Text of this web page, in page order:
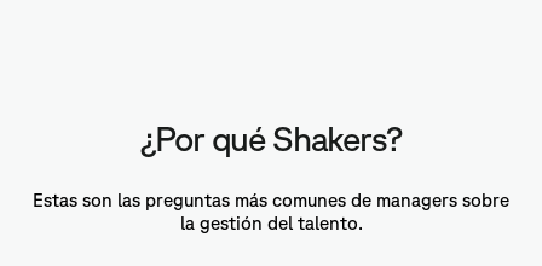
¿Por qué Shakers?
Estas son las preguntas más comunes de managers sobre
la gestión del talento.